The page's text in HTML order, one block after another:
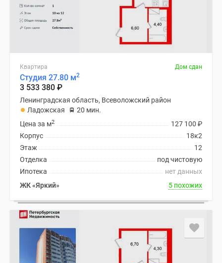
Квартира Дом сдан
Студия 27.80 м2
3 533 380 ₽
Ленинградская область, Всеволожский район
Ладожская
20 мин.
127 100 ₽
Цена за м2
18к2
Корпус
12
Этаж
под чистовую
Отделка
нет данных
Ипотека
ЖК «Яркий»
5 похожих